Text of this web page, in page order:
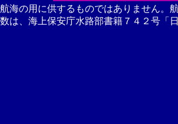
海の用に供するものではありません。
は、海上保安庁水路部書籍７４２号「